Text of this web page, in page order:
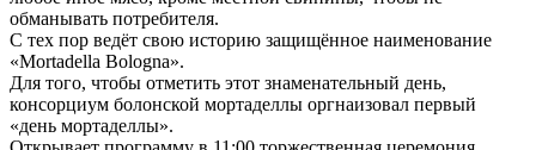
обманывать потребителя.
С тех пор ведёт свою историю защищённое наименование
«Mortadella Bologna».
Для того, чтобы отметить этот знаменательный день,
консорциум болонской мортаделлы оргнаизовал первый
«день мортаделлы».